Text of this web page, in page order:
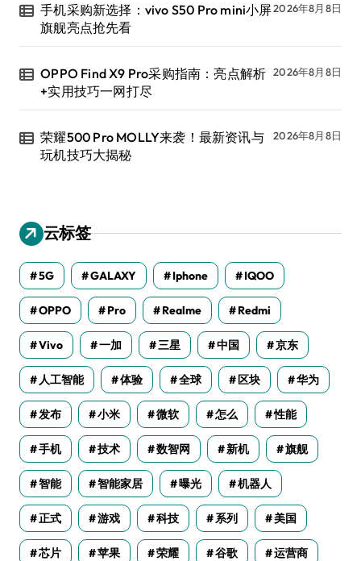
手机采购新选择：vivo S50 Pro mini小屏
旗舰亮点抢先看
2026年8月8日
OPPO Find X9 Pro采购指南：亮点解析
+实用技巧一网打尽
2026年8月8日
荣耀500 Pro MOLLY来袭！最新资讯与
玩机技巧大揭秘
2026年8月8日
云标签
5G GALAXY Iphone IQOO
OPPO Pro Realme Redmi
Vivo 一加 三星 中国 京东
人工智能 体验 全球 区块 华为
发布 小米 微软 怎么 性能
手机 技术 数智网 新机 旗舰
智能 智能家居 曝光 机器人
正式 游戏 科技 系列 美国
芯片 苹果 荣耀 谷歌 运营商